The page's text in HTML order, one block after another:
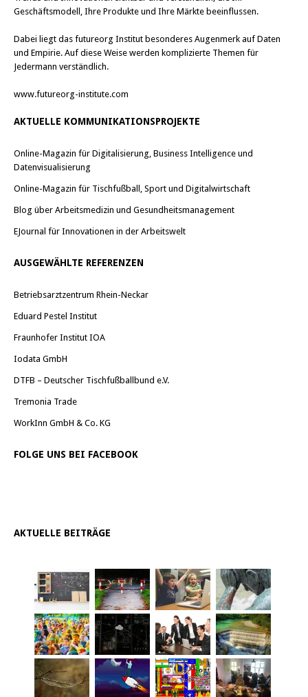
Geschäftsmodell, Ihre Produkte und Ihre Märkte beeinflussen.
Dabei liegt das futureorg Institut besonderes Augenmerk auf Daten
und Empirie. Auf diese Weise werden komplizierte Themen für
Jedermann verständlich.
www.futureorg-institute.com
AKTUELLE KOMMUNIKATIONSPROJEKTE
Online-Magazin für Digitalisierung, Business Intelligence und
Datenvisualisierung
Online-Magazin für Tischfußball, Sport und Digitalwirtschaft
Blog über Arbeitsmedizin und Gesundheitsmanagement
EJournal für Innovationen in der Arbeitswelt
AUSGEWÄHLTE REFERENZEN
Betriebsarztzentrum Rhein-Neckar
Eduard Pestel Institut
Fraunhofer Institut IOA
Iodata GmbH
DTFB – Deutscher Tischfußballbund e.V.
Tremonia Trade
WorkInn GmbH & Co. KG
FOLGE UNS BEI FACEBOOK
AKTUELLE BEITRÄGE